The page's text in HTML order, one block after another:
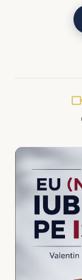
Alătură-te
Biblia
din vremea
Europa nu
cultură,
perspectivă
simbolic al
se ridică,
să-și